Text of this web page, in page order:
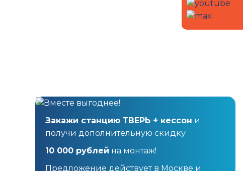
Закажи станцию ТВЕРЬ + кессон и
получи дополнительную скидку
10 000 рублей на монтаж!
Предложение действует в Москве и